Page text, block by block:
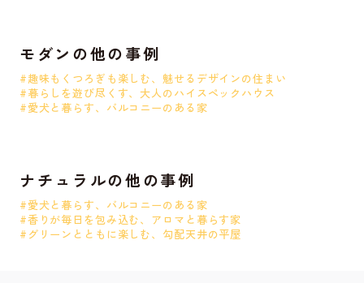
モダンの他の事例
#趣味もくつろぎも楽しむ、魅せるデザインの住まい
#暮らしを遊び尽くす、大人のハイスペックハウス
#愛犬と暮らす、バルコニーのある家
ナチュラルの他の事例
#愛犬と暮らす、バルコニーのある家
#香りが毎日を包み込む、アロマと暮らす家
#グリーンとともに楽しむ、勾配天井の平屋